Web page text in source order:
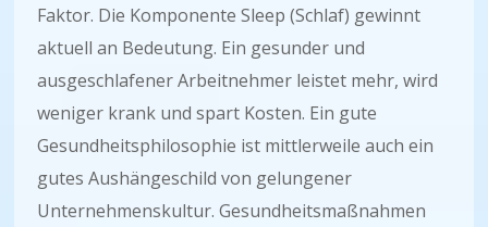
Faktor. Die Komponente Sleep (Schlaf) gewinnt
aktuell an Bedeutung. Ein gesunder und
ausgeschlafener Arbeitnehmer leistet mehr, wird
weniger krank und spart Kosten. Ein gute
Gesundheitsphilosophie ist mittlerweile auch ein
gutes Aushängeschild von gelungener
Unternehmenskultur. Gesundheitsmaßnahmen